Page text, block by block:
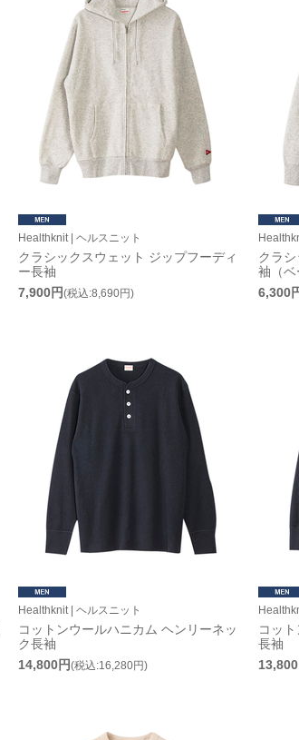
Healthknit | ヘルスニット
クラシックスウェット ジップフーディ
ー長袖
7,900円(税込:8,690円)
クラ
袖（ベ
6,300
Healthknit | ヘルスニット
コットンウールハニカム ヘンリーネッ
ク長袖
14,800円(税込:16,280円)
コッ
長袖
13,800